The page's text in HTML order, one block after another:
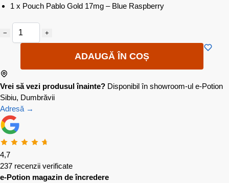
1 x Pouch Pablo Gold 17mg – Blue Raspberry
− +
ADAUGĂ ÎN COȘ
Vrei să vezi produsul înainte? Disponibil în showroom-ul e-Potion
Sibiu, Dumbrăvii
Adresă →
4,7
237 recenzii verificate
e-Potion magazin de încredere